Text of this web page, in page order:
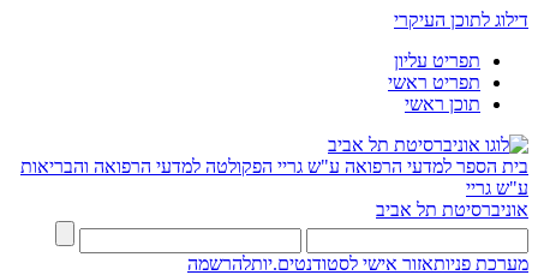
דילוג לתוכן העיקרי
תפריט עליון
תפריט ראשי
תוכן ראשי
בית הספר למדעי הרפואה ע"ש גריי הפקולטה למדעי הרפואה והבריאות
ע"ש גריי
אוניברסיטת תל אביב
מערכת פניותאזור אישי לסטודנטים.יותלהרשמה